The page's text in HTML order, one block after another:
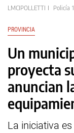
LMCIPOLLETTI Policía
PROVINCIA
Un
proyecta
anuncian
La iniciativa